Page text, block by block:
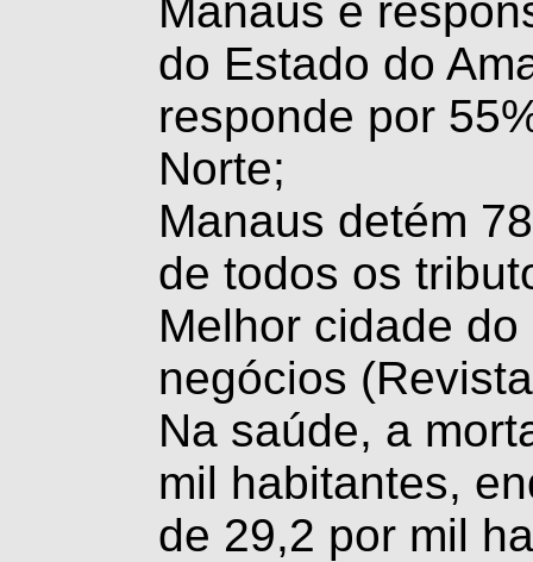
Manaus é
do Estado do
responde por
Norte;
Manaus detém
de todos os
Melhor cidade
negócios
Na saúde, a
mil habitantes,
de 29,2 por mil